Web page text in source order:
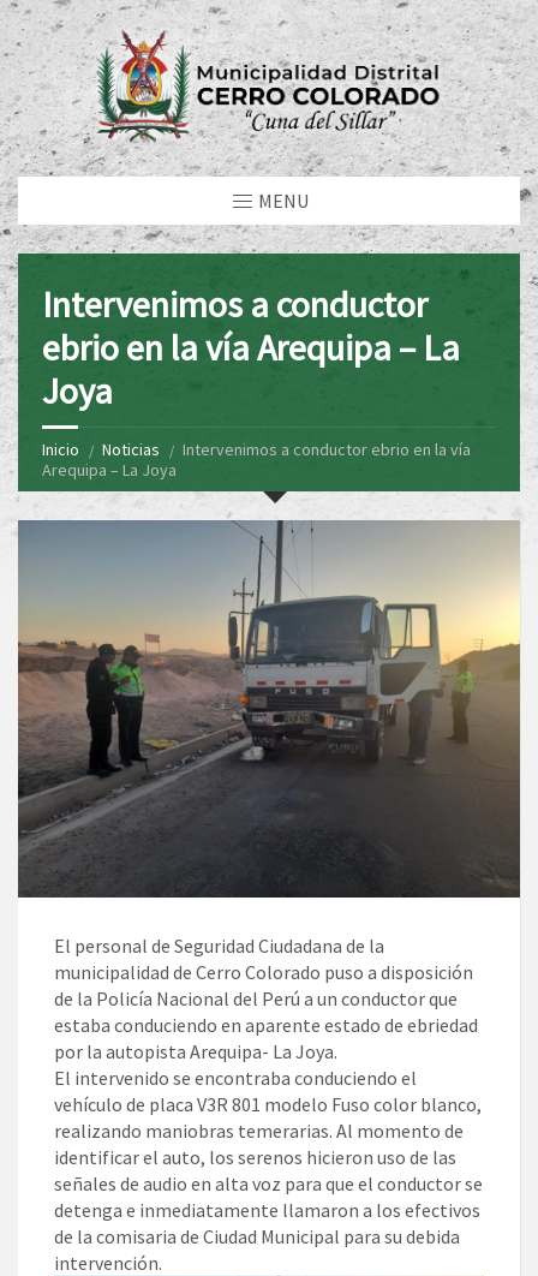
MENU
Intervenimos a conductor
ebrio en la vía Arequipa – La
Joya
Inicio Noticias
Intervenimos a conductor ebrio en la vía
Arequipa – La Joya
El personal de Seguridad Ciudadana de la
municipalidad de Cerro Colorado puso a disposición
de la Policía Nacional del Perú a un conductor que
estaba conduciendo en aparente estado de ebriedad
por la autopista Arequipa- La Joya.
El intervenido se encontraba conduciendo el
vehículo de placa V3R 801 modelo Fuso color blanco,
realizando maniobras temerarias. Al momento de
identificar el auto, los serenos hicieron uso de las
señales de audio en alta voz para que el conductor se
detenga e inmediatamente llamaron a los efectivos
de la comisaria de Ciudad Municipal para su debida
intervención.